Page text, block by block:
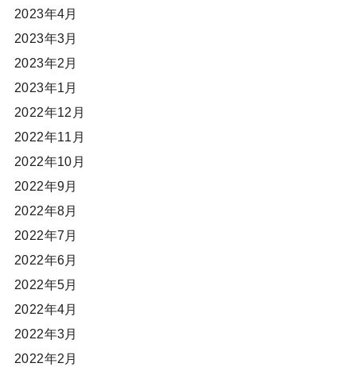
2023年4月
2023年3月
2023年2月
2023年1月
2022年12月
2022年11月
2022年10月
2022年9月
2022年8月
2022年7月
2022年6月
2022年5月
2022年4月
2022年3月
2022年2月